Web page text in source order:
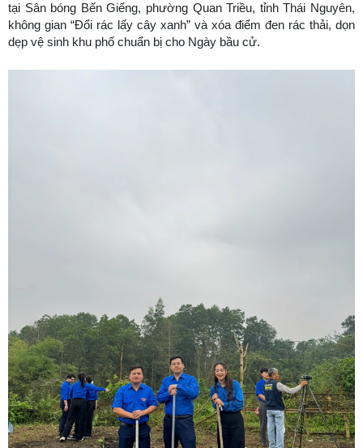
tại Sân bóng Bến Giếng, phường Quan Triều, tỉnh Thái Nguyên,
không gian “Đổi rác lấy cây xanh” và xóa điểm đen rác thải, dọn
dẹp vệ sinh khu phố chuẩn bị cho Ngày bầu cử.